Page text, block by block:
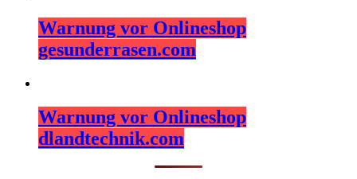
Warnung vor Onlineshop
gesunderrasen.com
Warnung vor Onlineshop
dlandtechnik.com